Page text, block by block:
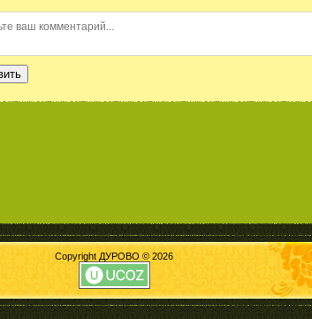
Copyright ДУРОВО © 2026